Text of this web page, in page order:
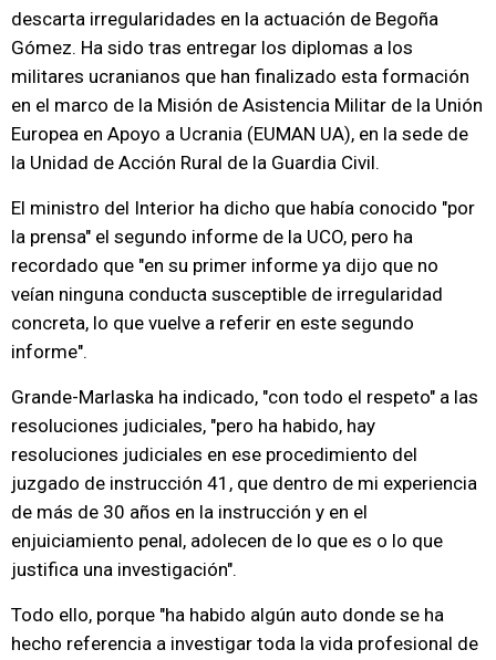
descarta irregularidades en la actuación de Begoña
Gómez. Ha sido tras entregar los diplomas a los
militares ucranianos que han finalizado esta formación
en el marco de la Misión de Asistencia Militar de la Unión
Europea en Apoyo a Ucrania (EUMAN UA), en la sede de
la Unidad de Acción Rural de la Guardia Civil.
El ministro del Interior ha dicho que había conocido "por
la prensa" el segundo informe de la UCO, pero ha
recordado que "en su primer informe ya dijo que no
veían ninguna conducta susceptible de irregularidad
concreta, lo que vuelve a referir en este segundo
informe".
Grande-Marlaska ha indicado, "con todo el respeto" a las
resoluciones judiciales, "pero ha habido, hay
resoluciones judiciales en ese procedimiento del
juzgado de instrucción 41, que dentro de mi experiencia
de más de 30 años en la instrucción y en el
enjuiciamiento penal, adolecen de lo que es o lo que
justifica una investigación".
Todo ello, porque "ha habido algún auto donde se ha
hecho referencia a investigar toda la vida profesional de